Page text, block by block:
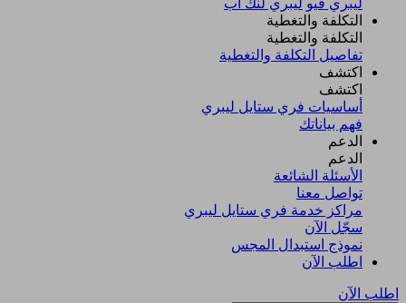
التكلفة والتغطية
التكلفة والتغطية
تفاصيل التكلفة والتغطية
اكتشف​
اكتشف​
أساسيات فري ستايل ليبري
فهم بياناتك
الدعم
الدعم
الأسئلة الشائعة
تواصل معنا
مراكز خدمة فري ستايل ليبري
سجّل الآن​
نموذج استبدال المجس
اطلب الآن
اطلب الآن